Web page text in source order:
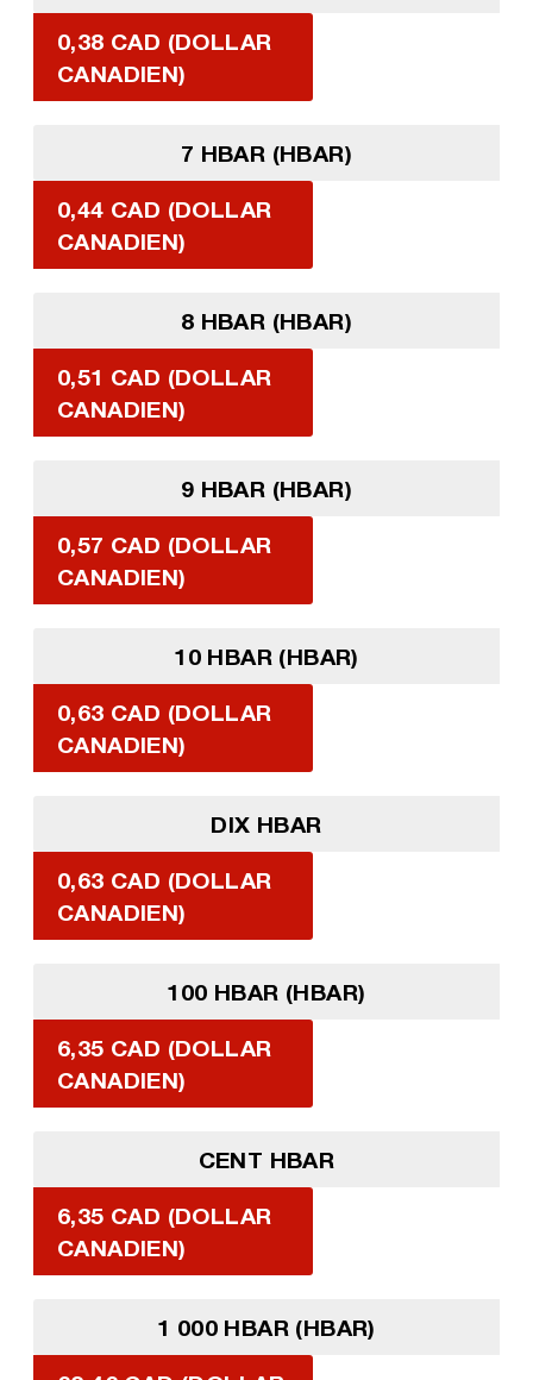
0,38 CAD (DOLLAR
CANADIEN)
7 HBAR (HBAR)
0,44 CAD (DOLLAR
CANADIEN)
8 HBAR (HBAR)
0,51 CAD (DOLLAR
CANADIEN)
9 HBAR (HBAR)
0,57 CAD (DOLLAR
CANADIEN)
10 HBAR (HBAR)
0,63 CAD (DOLLAR
CANADIEN)
DIX HBAR
0,63 CAD (DOLLAR
CANADIEN)
100 HBAR (HBAR)
6,35 CAD (DOLLAR
CANADIEN)
CENT HBAR
6,35 CAD (DOLLAR
CANADIEN)
1 000 HBAR (HBAR)